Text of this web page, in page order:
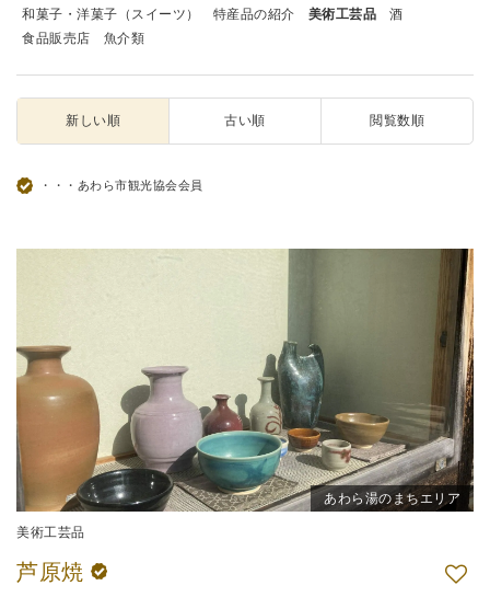
和菓子・洋菓子（スイーツ）
特産品の紹介 美術工芸品
酒
食品販売店
魚介類
新しい順 古い順 閲覧数順
・・・あわら市観光協会会員
あわら湯のまちエリア
美術工芸品
芦原焼